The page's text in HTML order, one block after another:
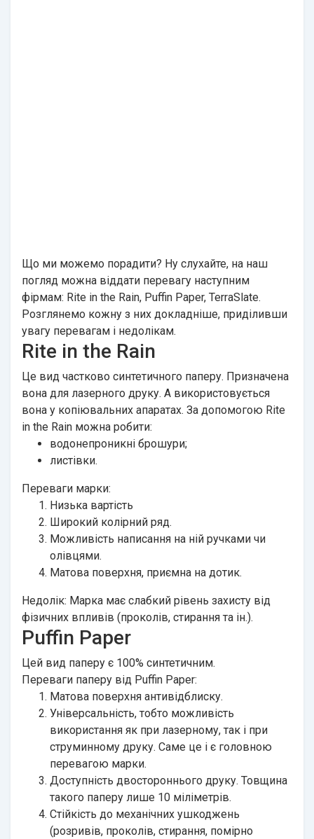
Що ми можемо порадити? Ну слухайте, на наш
погляд можна віддати перевагу наступним
фірмам: Rite in the Rain, Puffin Paper, TerraSlate.
Розглянемо кожну з них докладніше, приділивши
увагу перевагам і недолікам.
Rite in the Rain
Це вид частково синтетичного паперу. Призначена
вона для лазерного друку. А використовується
вона у копіювальних апаратах. За допомогою Rite
in the Rain можна робити:
водонепроникні брошури;
листівки.
Переваги марки:
Низька вартість
Широкий колірний ряд.
Можливість написання на ній ручками чи
олівцями.
Матова поверхня, приємна на дотик.
Недолік: Марка має слабкий рівень захисту від
фізичних впливів (проколів, стирання та ін.).
Puffin Paper
Цей вид паперу є 100% синтетичним.
Переваги паперу від Puffin Paper:
Матова поверхня антивідблиску.
Універсальність, тобто можливість
використання як при лазерному, так і при
струминному друку. Саме це і є головною
перевагою марки.
Доступність двостороннього друку. Товщина
такого паперу лише 10 міліметрів.
Стійкість до механічних ушкоджень
(розривів, проколів, стирання, помірно